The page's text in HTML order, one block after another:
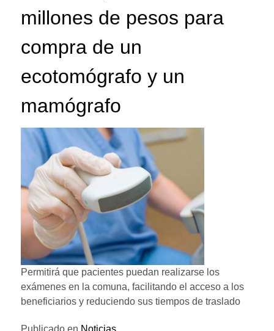
millones de pesos para
compra de un
ecotomógrafo y un
mamógrafo
Permitirá que pacientes puedan realizarse los
exámenes en la comuna, facilitando el acceso a los
beneficiarios y reduciendo sus tiempos de traslado
Publicado en Noticias